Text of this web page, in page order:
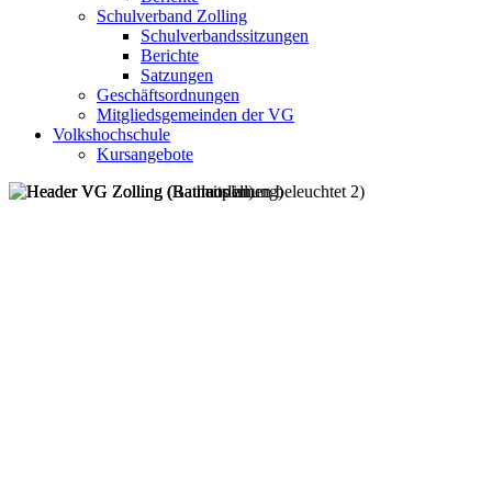
Schulverband Zolling
Schulverbandssitzungen
Berichte
Satzungen
Geschäftsordnungen
Mitgliedsgemeinden der VG
Volkshochschule
Kursangebote